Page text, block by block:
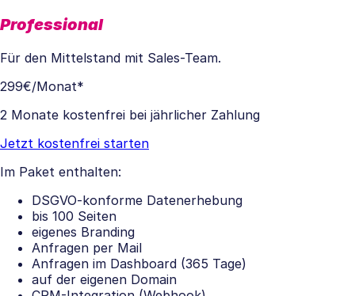
Professional
Für den Mittelstand mit Sales-Team.
299€/Monat*
2 Monate kostenfrei bei jährlicher Zahlung
Jetzt kostenfrei starten
Im Paket enthalten:
DSGVO-konforme Datenerhebung
bis 100 Seiten
eigenes Branding
Anfragen per Mail
Anfragen im Dashboard (365 Tage)
auf der eigenen Domain